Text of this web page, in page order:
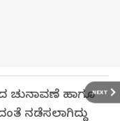
NEXT
ಚುನಾವಣೆ ಹಾಗೂ
ನಡೆಸಲಾಗಿದ್ದು